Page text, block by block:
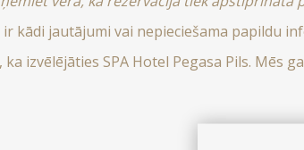
ir kādi jautājumi vai nepieciešama papildu
ka izvēlējāties SPA Hotel Pegasa Pils. Mēs